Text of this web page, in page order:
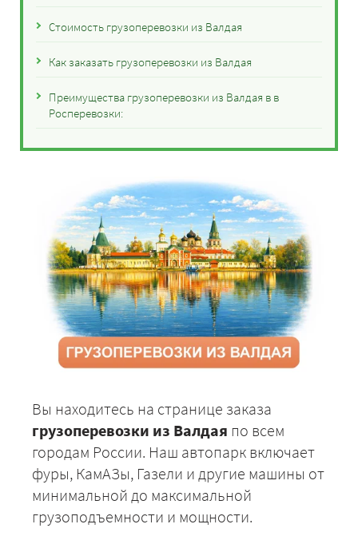
Стоимость грузоперевозки из Валдая
Как заказать грузоперевозки из Валдая
Преимущества грузоперевозки из Валдая в в
Росперевозки:
Вы находитесь на странице заказа
грузоперевозки из Валдая по всем
городам России. Наш автопарк включает
фуры, КамАЗы, Газели и другие машины от
минимальной до максимальной
грузоподъемности и мощности.